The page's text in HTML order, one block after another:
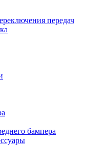
передач
бампера